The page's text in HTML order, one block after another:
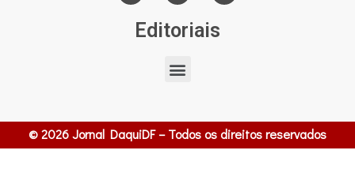
Editoriais
© 2026 Jornal DaquiDF – Todos os direitos reservados